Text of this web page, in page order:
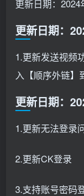
更新日期：2024
更新日期：
1.更新发送视频
入【顺序外链】
更新日期：
1.更新无法登录
2.更新CK登录
3.支持账号密码